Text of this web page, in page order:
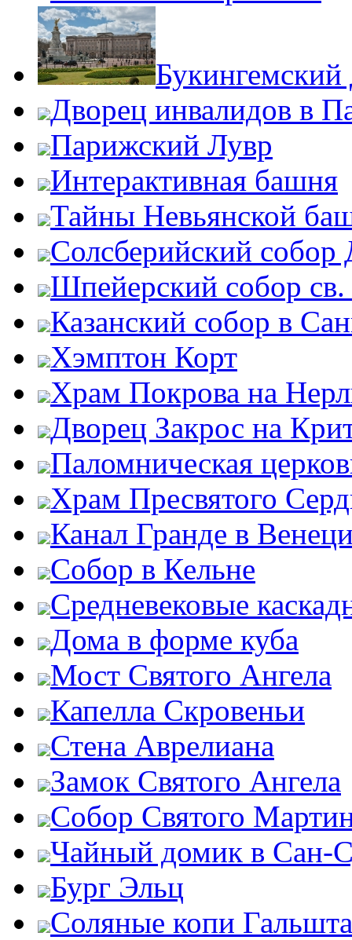
Букингемский
Дворец инвалидов в
Парижский Лувр
Интерактивная башня
Тайны Невьянской
Солсберийский
Шпейерский собор
Казанский собор в
Хэмптон Корт
Храм Покрова на
Дворец Закрос на
Паломническая
Храм Пресвятого
Канал Гранде в
Собор в Кельне
Средневековые
Дома в форме куба
Мост Святого Ангела
Капелла Скровеньи
Стена Аврелиана
Замок Святого Ангела
Собор Святого
Чайный домик в Сан-
Бург Эльц
Соляные копи